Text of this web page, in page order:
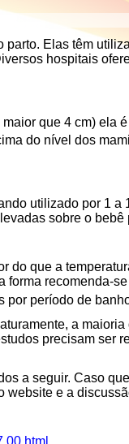
Elas têm
hospitais
que 4 cm) ela
do nível dos
utilizado por 1
sobre o bebê
do que a
recomenda-
por período de
a
precisam ser
a seguir. Caso
e a